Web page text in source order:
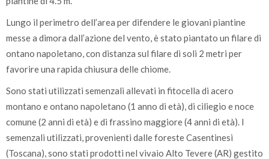
Lungo il perimetro dell’area per difendere le giovani piantine
messe a dimora dall’azione del vento, è stato piantato un filare di
ontano napoletano, con distanza sul filare di soli 2 metri per
favorire una rapida chiusura delle chiome.
Sono stati utilizzati semenzali allevati in fitocella di acero
montano e ontano napoletano (1 anno di età), di ciliegio e noce
comune (2 anni di età) e di frassino maggiore (4 anni di età). I
semenzali utilizzati, provenienti dalle foreste Casentinesi
(Toscana), sono stati prodotti nel vivaio Alto Tevere (AR) gestito